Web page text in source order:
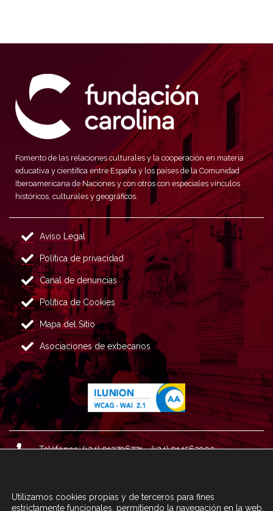
Fomento de las relaciones culturales y la cooperación en materia
educativa y científica entre España y los países de la Comunidad
Iberoamericana de Naciones y con otros con especiales vínculos
históricos, culturales y geográficos.
Aviso Legal
Política de privacidad
Canal de denuncias
Política de Cookies
Mapa del Sitio
Asociaciones de exbecarios
Teléfonos: (+34) 913796771 - (+34) 914562900
Correo : informacion@fundacioncarolina.es
Utilizamos cookies propias y de terceros para fines
estrictamente funcionales, permitiendo la navegación en la web,